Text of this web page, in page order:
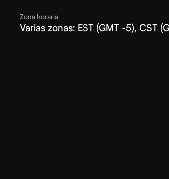
Zona horaria
Varias zonas: EST (GMT -5), CST